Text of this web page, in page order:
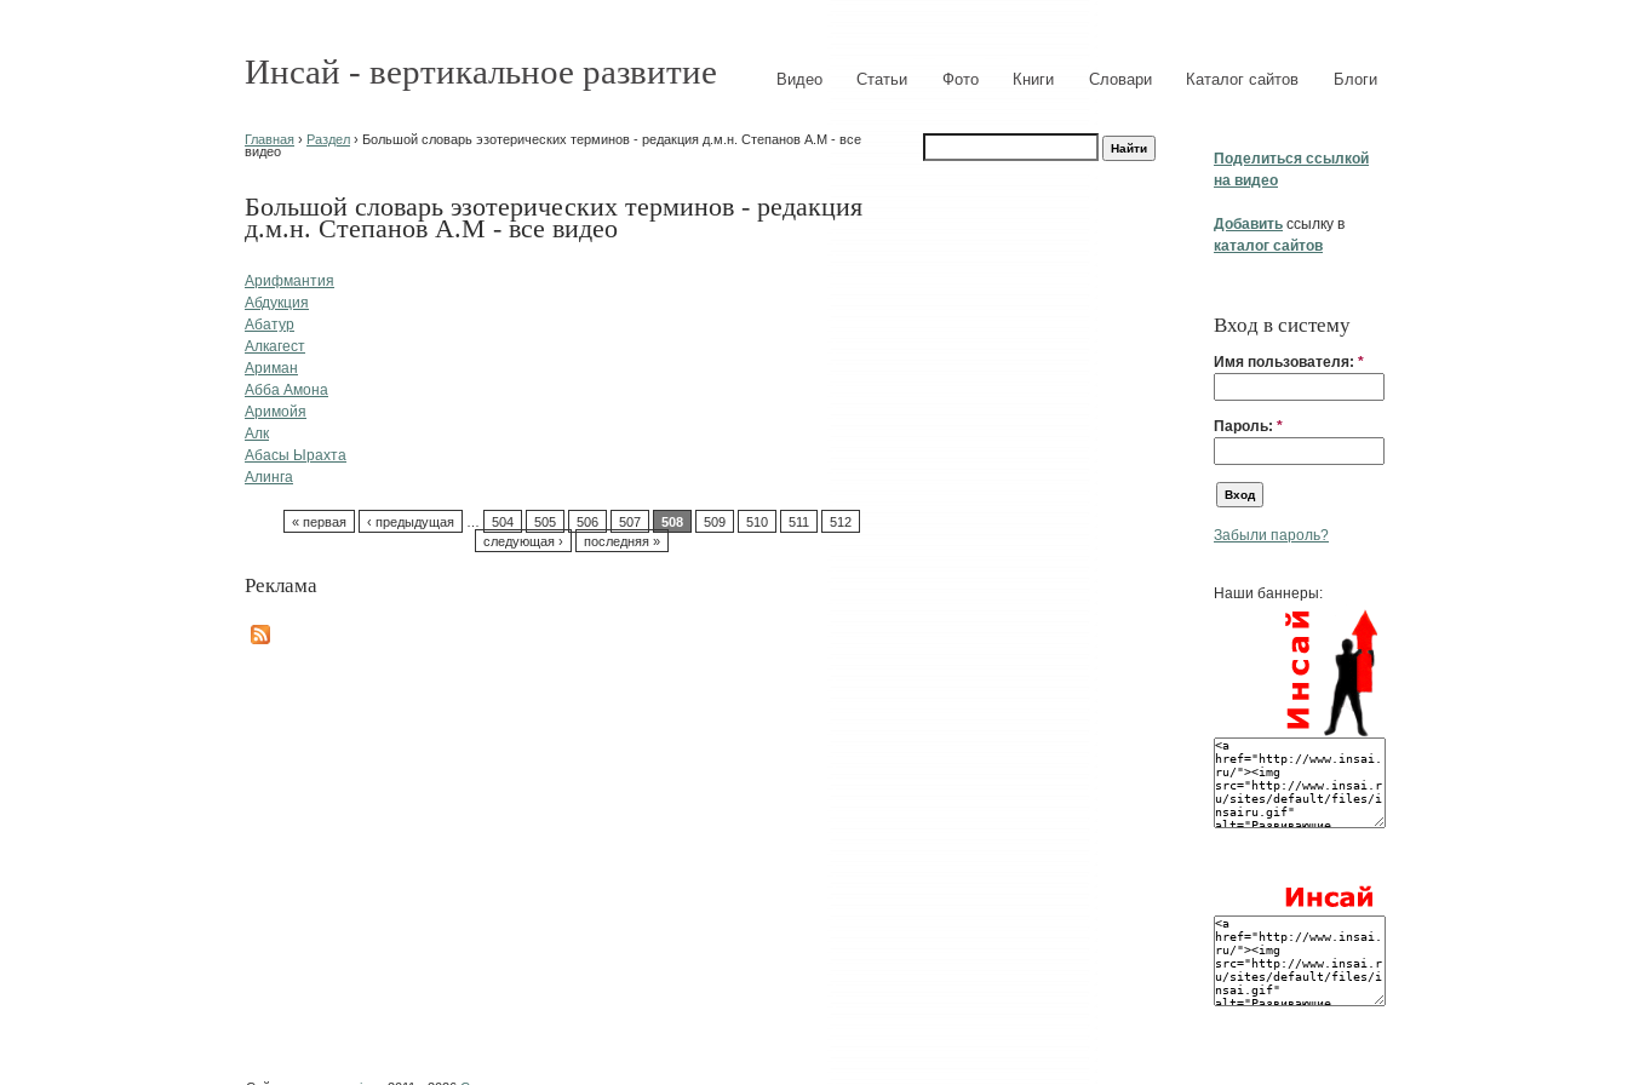
Инсай - вертикальное развитие Видео Статьи Фото Книги Словари Каталог сайтов Блоги
Поделиться ссылкой
на видео
Добавить ссылку в
каталог сайтов
Вход в систему
Имя пользователя: *
Пароль: *
Забыли пароль?
Наши баннеры:
Главная › Раздел › Большой словарь эзотерических терминов - редакция д.м.н. Степанов А.М - все
видео
Большой словарь эзотерических терминов - редакция
д.м.н. Степанов А.М - все видео
Арифмантия
Абдукция
Абатур
Алкагест
Ариман
Абба Амона
Аримойя
Алк
Абасы Ырахта
Алинга
« первая ‹ предыдущая 504 505 506 507 508 509 510 511
512
следующая ›
последняя »
Реклама